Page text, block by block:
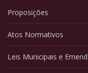
Proposições
Atos Normativos
Leis Municipais e